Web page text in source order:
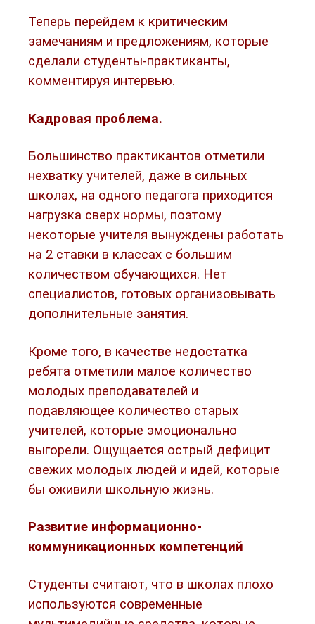
Теперь перейдем к критическим
замечаниям и предложениям, которые
сделали студенты-практиканты,
комментируя интервью.
Кадровая проблема.
Большинство практикантов отметили
нехватку учителей, даже в сильных
школах, на одного педагога приходится
нагрузка сверх нормы, поэтому
некоторые учителя вынуждены работать
на 2 ставки в классах с большим
количеством обучающихся. Нет
специалистов, готовых организовывать
дополнительные занятия.
Кроме того, в качестве недостатка
ребята отметили малое количество
молодых преподавателей и
подавляющее количество старых
учителей, которые эмоционально
выгорели. Ощущается острый дефицит
свежих молодых людей и идей, которые
бы оживили школьную жизнь.
Развитие информационно-
коммуникационных компетенций
Студенты считают, что в школах плохо
используются современные